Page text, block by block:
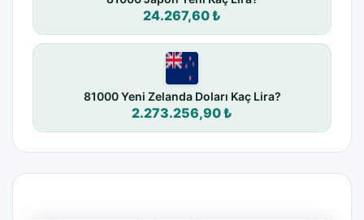
24.267,60 ₺
81000 Yeni Zelanda Doları Kaç Lira?
2.273.256,90 ₺